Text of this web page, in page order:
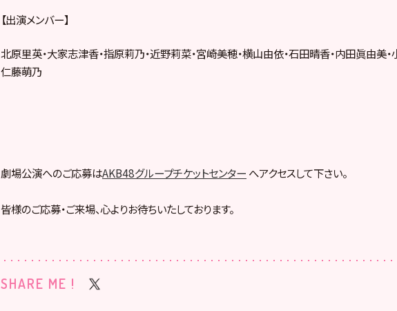
【出演メンバー】
北原里英・大家志津香・指原莉乃・近野莉菜・宮崎美穂・横山由依・石田晴香・内田眞由美・
仁藤萌乃
劇場公演へのご応募はAKB48グループチケットセンター へアクセスして下さい。
皆様のご応募・ご来場、心よりお待ちいたしております。
SHARE ME !